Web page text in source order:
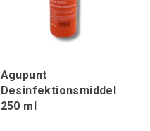
Agupunt
Desinfektionsmiddel
250 ml